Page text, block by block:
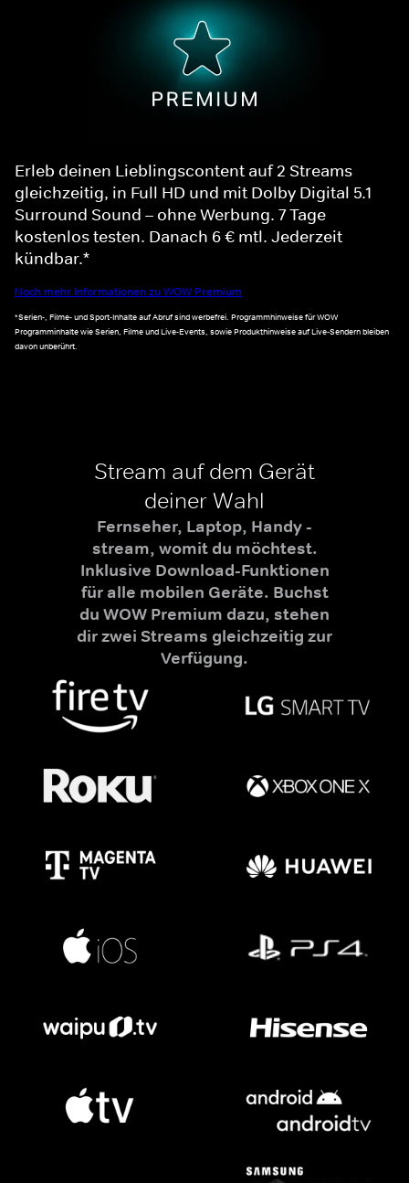
Erleb deinen Lieblingscontent auf 2 Streams
gleichzeitig, in Full HD und mit Dolby Digital 5.1
Surround Sound – ohne Werbung. 7 Tage
kostenlos testen. Danach 6 € mtl. Jederzeit
kündbar.*
Noch mehr Informationen zu WOW Premium
*Serien-, Filme- und Sport-Inhalte auf Abruf sind werbefrei. Programmhinweise für WOW
Programminhalte wie Serien, Filme und Live-Events, sowie Produkthinweise auf Live-Sendern bleiben
davon unberührt.
Stream auf dem Gerät
deiner Wahl
Fernseher, Laptop, Handy -
stream, womit du möchtest.
Inklusive Download-Funktionen
für alle mobilen Geräte. Buchst
du WOW Premium dazu, stehen
dir zwei Streams gleichzeitig zur
Verfügung.